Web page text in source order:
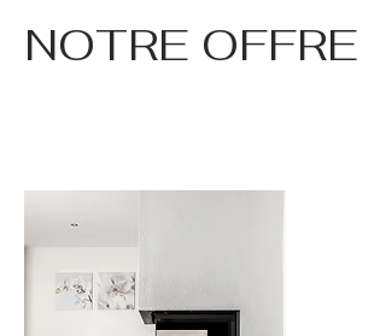
NOTRE OFFRE